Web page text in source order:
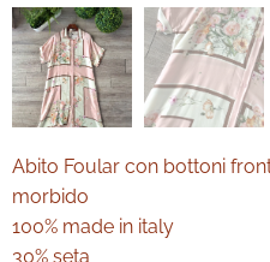
Abito Foular con bottoni
morbido
100% made in italy
30% seta